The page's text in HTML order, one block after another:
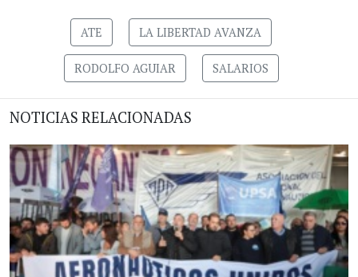
ATE LA LIBERTAD AVANZA
RODOLFO AGUIAR SALARIOS
NOTICIAS RELACIONADAS